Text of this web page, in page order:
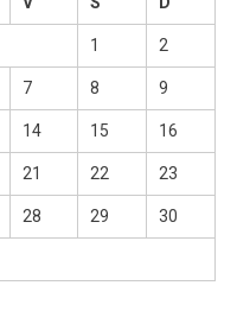
1 2
7 8 9
14 15 16
21 22 23
28 29 30